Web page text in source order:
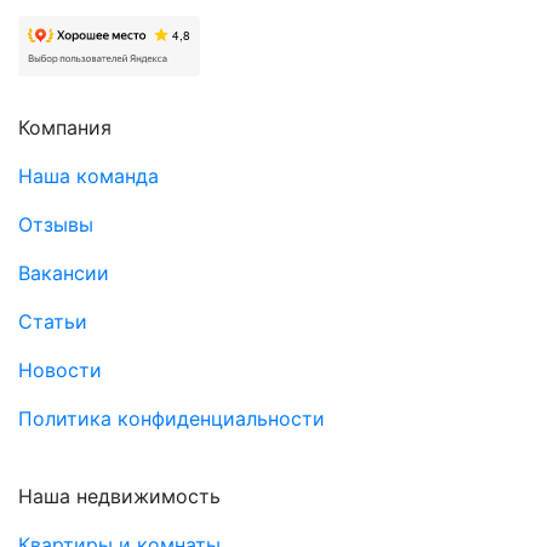
Компания
Наша команда
Отзывы
Вакансии
Статьи
Новости
Политика конфиденциальности
Наша недвижимость